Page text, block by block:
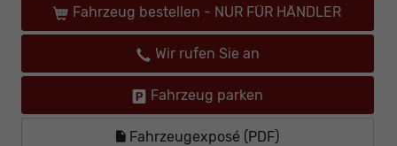
Fahrzeug bestellen - NUR FÜR HÄNDLER
Wir rufen Sie an
Fahrzeug parken
Fahrzeugexposé (PDF)